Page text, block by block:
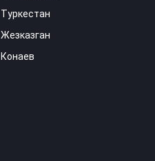
Туркестан
Жезказган
Конаев